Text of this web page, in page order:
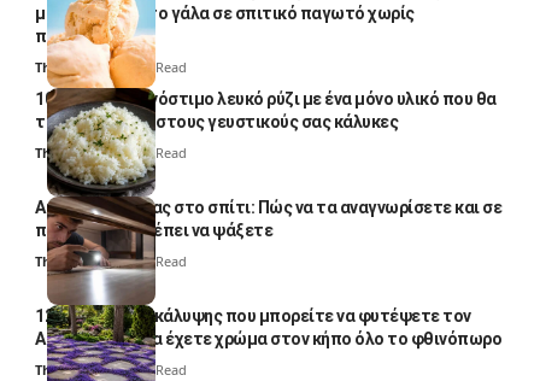
μετατρέψετε το γάλα σε σπιτικό παγωτό χωρίς
παγωτομηχανή
Thali Ombre 4 Min Read
10 φορές ποιο νόστιμο λευκό ρύζι με ένα μόνο υλικό που θα
το απογειώσει στους γευστικούς σας κάλυκες
Thali Ombre4 Min Read
Αυγά κατσαρίδας στο σπίτι: Πώς να τα αναγνωρίσετε και σε
ποια σημεία πρέπει να ψάξετε
Thali Ombre4 Min Read
12 φυτά εδαφοκάλυψης που μπορείτε να φυτέψετε τον
Αύγουστο για να έχετε χρώμα στον κήπο όλο το φθινόπωρο
Thali Ombre7 Min Read